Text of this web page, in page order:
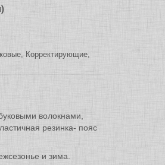
Корректирующие,
волокнами,
резинка- пояс
и зима.